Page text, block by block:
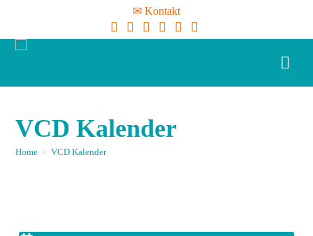
✉ Kontakt
VCD Kalender
Home > VCD Kalender